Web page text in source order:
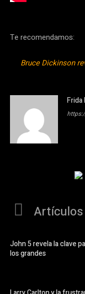
Te recomendamos:
Bruce Dickinson
Frida
Artículos
John 5 revela la clave
los grandes